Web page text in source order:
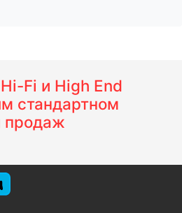
Fi и High End
стандартном
продаж